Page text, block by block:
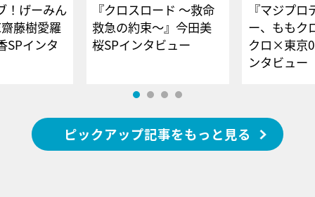
！げーみん
藤樹愛羅
SPインタ
『クロスロード ～救命
救急の約束～』今田美
桜SPインタビュー
『マジプロ
ー、ももク
クロ×東京
ンタビュー
ピックアップ記事をもっと見る